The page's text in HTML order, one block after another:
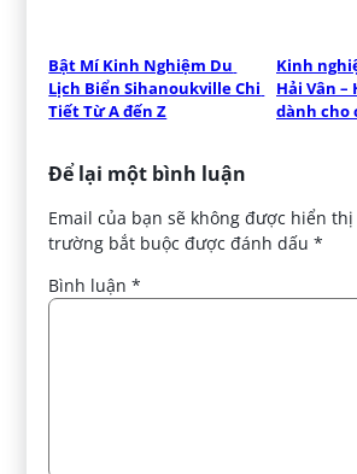
Bật Mí Kinh Nghiệm Du
Lịch Biển Sihanoukville Chi
Tiết Từ A đến Z
Kinh
Hải Vân –
dành cho
Để lại một bình luận
Email của bạn sẽ không được hiển thị
trường bắt buộc được đánh dấu*
Bình luận*